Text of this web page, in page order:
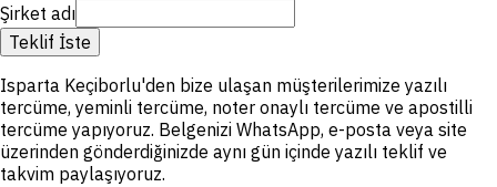
Şirket adı
Teklif İste
Isparta Keçiborlu'den bize ulaşan müşterilerimize yazılı
tercüme, yeminli tercüme, noter onaylı tercüme ve apostilli
tercüme yapıyoruz. Belgenizi WhatsApp, e-posta veya site
üzerinden gönderdiğinizde aynı gün içinde yazılı teklif ve
takvim paylaşıyoruz.